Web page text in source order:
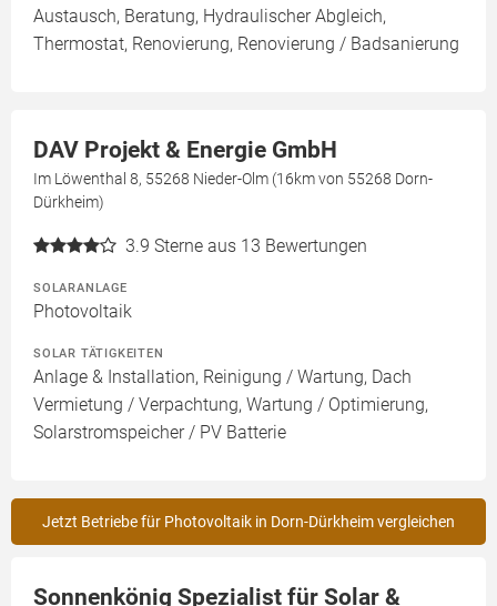
Austausch, Beratung, Hydraulischer Abgleich,
Thermostat, Renovierung, Renovierung / Badsanierung
DAV Projekt & Energie GmbH
Im Löwenthal 8, 55268 Nieder-Olm (16km von 55268 Dorn-
Dürkheim)
3.9 Sterne aus 13 Bewertungen
SOLARANLAGE
Photovoltaik
SOLAR TÄTIGKEITEN
Anlage & Installation, Reinigung / Wartung, Dach
Vermietung / Verpachtung, Wartung / Optimierung,
Solarstromspeicher / PV Batterie
Jetzt Betriebe für Photovoltaik in Dorn-Dürkheim vergleichen
Sonnenkönig Spezialist für Solar &